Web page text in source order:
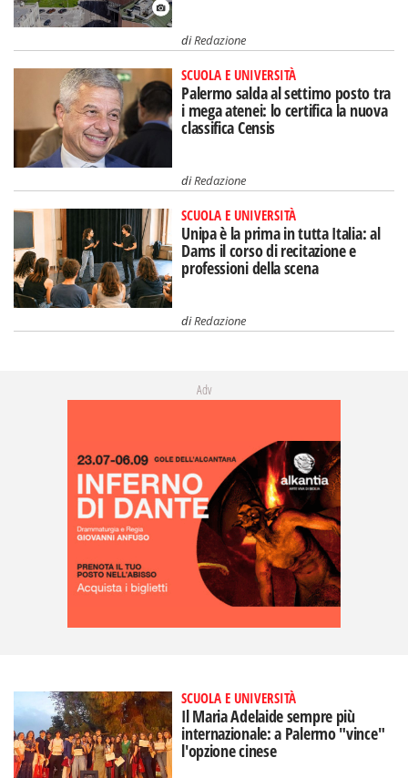
diRedazione
SCUOLA E UNIVERSITÀ
Palermo salda al settimo posto tra
i mega atenei: lo certifica la nuova
classifica Censis
diRedazione
SCUOLA E UNIVERSITÀ
Unipa è la prima in tutta Italia: al
Dams il corso di recitazione e
professioni della scena
diRedazione
Adv
SCUOLA E UNIVERSITÀ
Il Maria Adelaide sempre più
internazionale: a Palermo "vince"
l'opzione cinese